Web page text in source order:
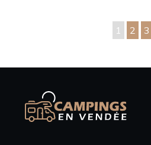
1 2 3